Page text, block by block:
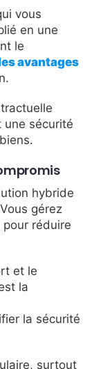
vous
en une
le
avantages
une sécurité
hybride
gérez
pour réduire
et le
la
la sécurité
surtout